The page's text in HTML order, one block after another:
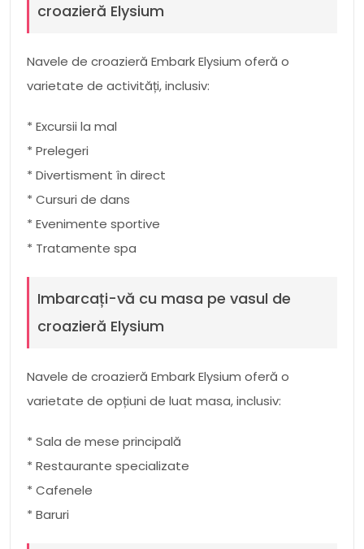
croazieră Elysium
Navele de croazieră Embark Elysium oferă o
varietate de activități, inclusiv:
* Excursii la mal
* Prelegeri
* Divertisment în direct
* Cursuri de dans
* Evenimente sportive
* Tratamente spa
Imbarcați-vă cu masa pe vasul de
croazieră Elysium
Navele de croazieră Embark Elysium oferă o
varietate de opțiuni de luat masa, inclusiv:
* Sala de mese principală
* Restaurante specializate
* Cafenele
* Baruri